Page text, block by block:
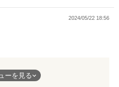
態をつく……。
う)
ようになっちゃって
ばれるENDも見てみたかったで
たです！
き、ありがとうございました🍀
2024/05/22 18:56
菜ちゃんを一途に想って、大切に
たです❤
ーを見る